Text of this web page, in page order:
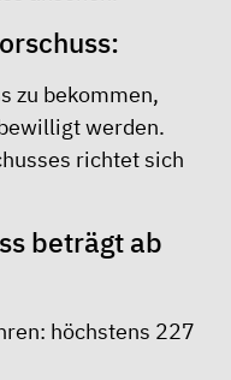
zu bekommen,
werden.
richtet sich
beträgt ab
höchstens 227